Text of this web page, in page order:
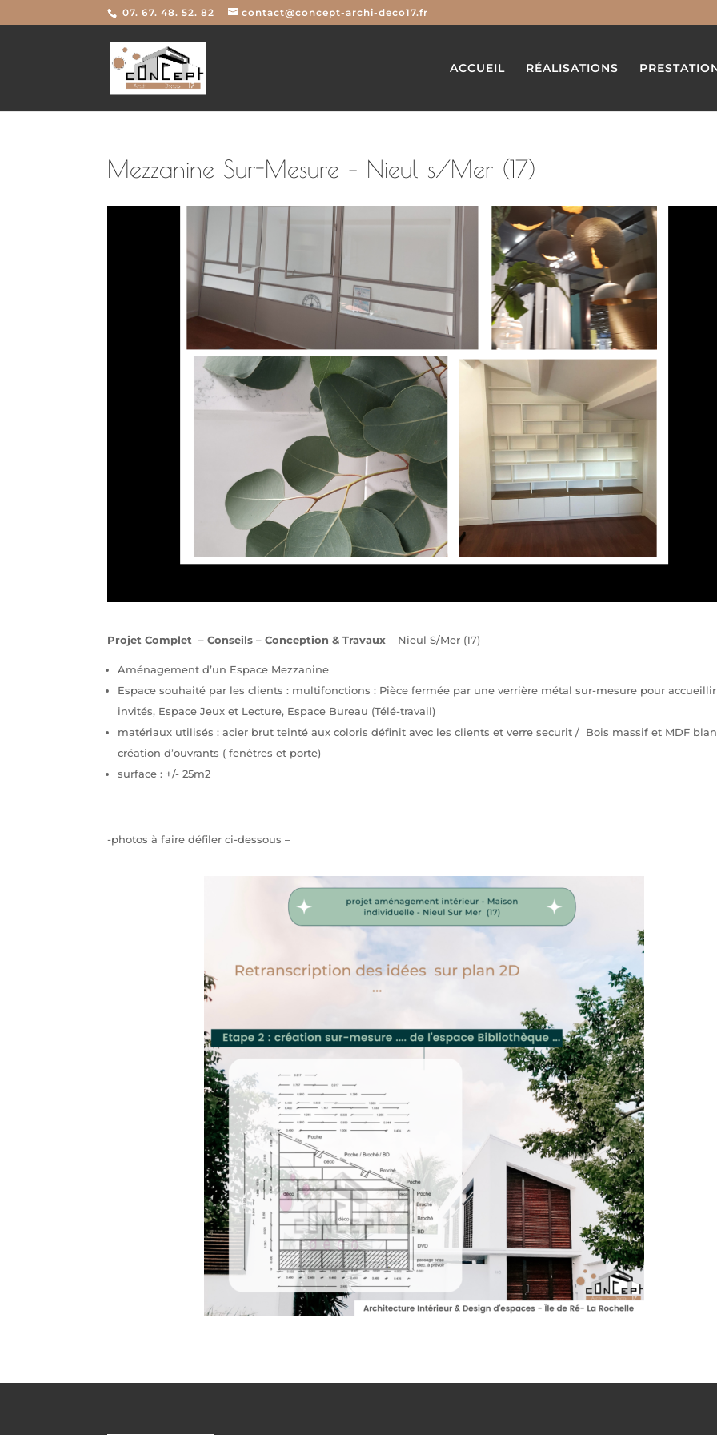
07. 67. 48. 52. 82 contact@concept-archi-deco17.fr
ACCUEIL RÉALISATIONS
Mezzanine Sur-Mesure – Nieul s/Mer (17)
Projet Complet – Conseils – Conception & Travaux – Nieul S/Mer (17)
Aménagement d’un Espace Mezzanine
Espace souhaité par les clients : multifonctions : Pièce fermée par une verrière métal sur-mesure pour
invités, Espace Jeux et Lecture, Espace Bureau (Télé-travail)
matériaux utilisés : acier brut teinté aux coloris définit avec les clients et verre securit / Bois massif et MDF
création d’ouvrants ( fenêtres et porte)
surface : +/- 25m2
-photos à faire défiler ci-dessous –